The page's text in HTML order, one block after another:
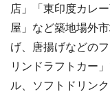
店」「東印度カレ
屋」など築地場外
げ、唐揚げなどの
リンドラフトカー
ル、ソフトドリン